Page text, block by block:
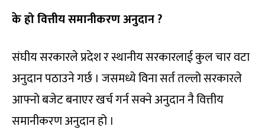
के हो वित्तीय समानीकरण अनुदान ?
संघीय सरकारले प्रदेश र स्थानीय सरकारलाई कुल चार वटा
अनुदान पठाउने गर्छ । जसमध्ये विना सर्त तल्लो सरकारले
आफ्नो बजेट बनाएर खर्च गर्न सक्ने अनुदान नै वित्तीय
समानीकरण अनुदान हो ।